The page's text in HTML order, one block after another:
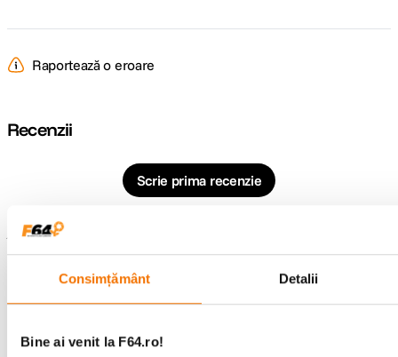
Consimțământ Detalii
Bine ai venit la F64.ro!
Raportează o eroare
Recenzii
Scrie prima recenzie
Nu găsești răspunsul pe care îl cauți?